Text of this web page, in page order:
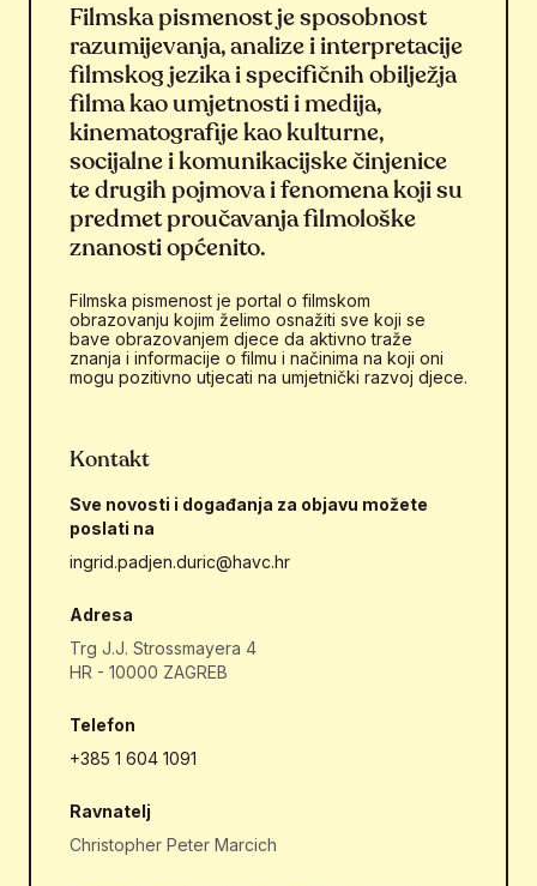
Filmska pismenost je sposobnost
razumijevanja, analize i interpretacije
filmskog jezika i specifičnih obilježja
filma kao umjetnosti i medija,
kinematografije kao kulturne,
socijalne i komunikacijske činjenice
te drugih pojmova i fenomena koji su
predmet proučavanja filmološke
znanosti općenito.
Filmska pismenost je portal o filmskom
obrazovanju kojim želimo osnažiti sve koji se
bave obrazovanjem djece da aktivno traže
znanja i informacije o filmu i načinima na koji oni
mogu pozitivno utjecati na umjetnički razvoj djece.
Kontakt
Sve novosti i događanja za objavu možete
poslati na
ingrid.padjen.duric@havc.hr
Adresa
Trg J.J. Strossmayera 4
HR - 10000 ZAGREB
Telefon
+385 1 604 1091
Ravnatelj
Christopher Peter Marcich